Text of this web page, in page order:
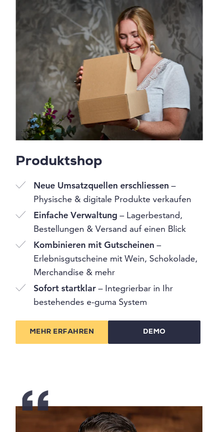
Produktshop
Neue Umsatzquellen erschliessen –
Physische & digitale Produkte verkaufen
Einfache Verwaltung – Lagerbestand,
Bestellungen & Versand auf einen Blick
Kombinieren mit Gutscheinen –
Erlebnisgutscheine mit Wein, Schokolade,
Merchandise & mehr
Sofort startklar – Integrierbar in Ihr
bestehendes e-guma System
MEHR ERFAHREN DEMO